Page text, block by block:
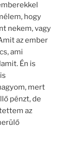
hogy
nekem, vagy
az ember
ami
Én is
mert
pénzt, de
az